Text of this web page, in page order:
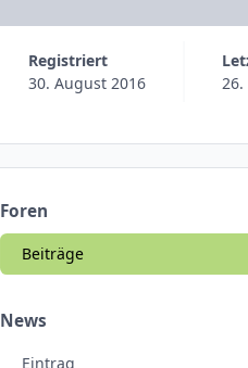
Registriert
30. August 2016
26.
Foren
Beiträge
News
Eintrag